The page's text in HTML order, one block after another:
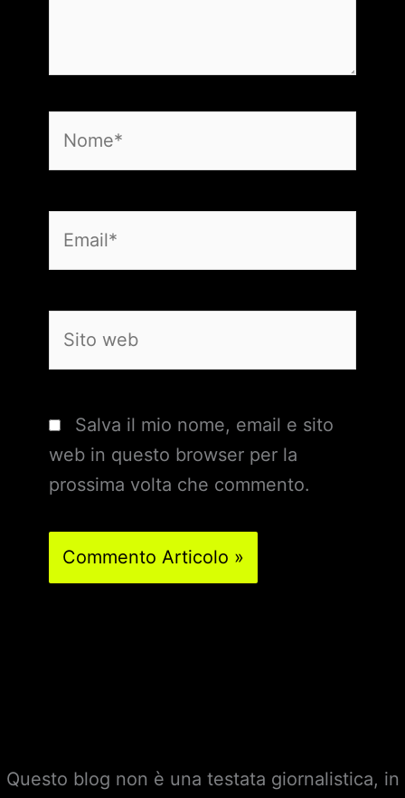
web
Salva il mio nome, email e sito
web in questo browser per la
prossima volta che commento.
Questo blog non è una testata giornalistica, in